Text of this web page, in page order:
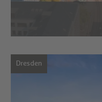
Dresden